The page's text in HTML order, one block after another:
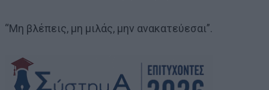
“Μη βλέπεις, μη μιλάς, μην ανακατεύεσαι”.